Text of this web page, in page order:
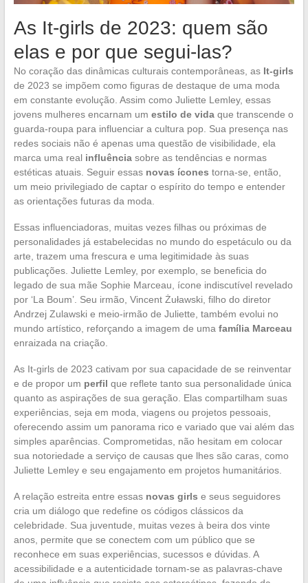
As It-girls de 2023: quem são
elas e por que segui-las?
No coração das dinâmicas culturais contemporâneas, as It-girls
de 2023 se impõem como figuras de destaque de uma moda
em constante evolução. Assim como Juliette Lemley, essas
jovens mulheres encarnam um estilo de vidaque transcende o
guarda-roupa para influenciar a cultura pop. Sua presença nas
redes sociais não é apenas uma questão de visibilidade, ela
marca uma real influênciasobre as tendências e normas
estéticas atuais. Seguir essas novas ícones torna-se, então,
um meio privilegiado de captar o espírito do tempo e entender
as orientações futuras da moda.
Essas influenciadoras, muitas vezes filhas ou próximas de
personalidades já estabelecidas no mundo do espetáculo ou da
arte, trazem uma frescura e uma legitimidade às suas
publicações. Juliette Lemley, por exemplo, se beneficia do
legado de sua mãe Sophie Marceau, ícone indiscutível revelado
por ‘La Boum’. Seu irmão, Vincent Żuławski, filho do diretor
Andrzej Zulawski e meio-irmão de Juliette, também evolui no
mundo artístico, reforçando a imagem de uma família Marceau
enraizada na criação.
As It-girls de 2023 cativam por sua capacidade de se reinventar
e de propor um perfil que reflete tanto sua personalidade única
quanto as aspirações de sua geração. Elas compartilham suas
experiências, seja em moda, viagens ou projetos pessoais,
oferecendo assim um panorama rico e variado que vai além das
simples aparências. Comprometidas, não hesitam em colocar
sua notoriedade a serviço de causas que lhes são caras, como
Juliette Lemley e seu engajamento em projetos humanitários.
A relação estreita entre essas novas girls e seus seguidores
cria um diálogo que redefine os códigos clássicos da
celebridade. Sua juventude, muitas vezes à beira dos vinte
anos, permite que se conectem com um público que se
reconhece em suas experiências, sucessos e dúvidas. A
acessibilidade e a autenticidade tornam-se as palavras-chave